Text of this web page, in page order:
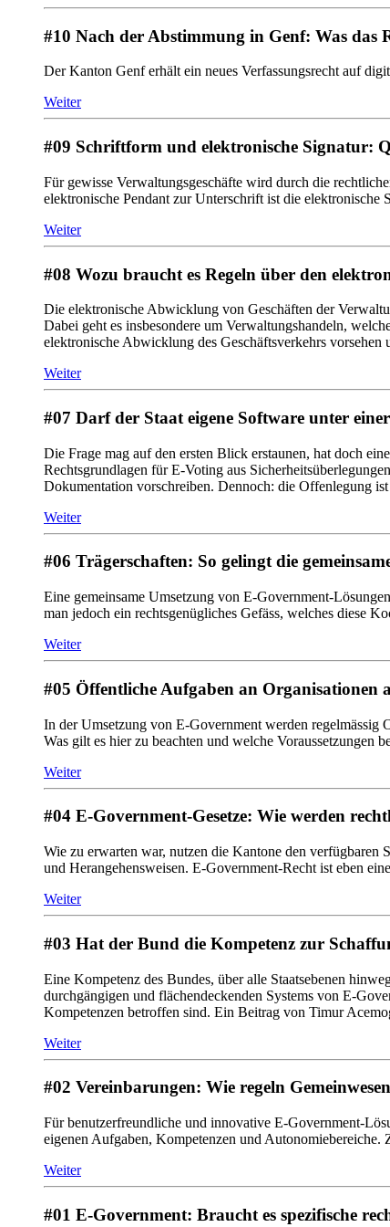
#10 Nach der Abstimmung in Genf: Was das
Der Kanton Genf erhält ein neues Verfassungsrecht auf
Weiter
#09 Schriftform und elektronische Signatur:
Für gewisse Verwaltungsgeschäfte wird durch die
elektronische Pendant zur Unterschrift ist die
Weiter
#08 Wozu braucht es Regeln über den
Die elektronische Abwicklung von Geschäften der
Dabei geht es insbesondere um Verwaltungshandeln,
elektronische Abwicklung des Geschäftsverkehrs vorsehen
Weiter
#07 Darf der Staat eigene Software unter
Die Frage mag auf den ersten Blick erstaunen, hat doch
Rechtsgrundlagen für E-Voting aus
Dokumentation vorschreiben. Dennoch: die Offenlegung
Weiter
#06 Trägerschaften: So gelingt die
Eine gemeinsame Umsetzung von E-Government-
man jedoch ein rechtsgenügliches Gefäss, welches diese
Weiter
#05 Öffentliche Aufgaben an Organisationen
In der Umsetzung von E-Government werden regelmässig
Was gilt es hier zu beachten und welche Voraussetzungen
Weiter
#04 E-Government-Gesetze: Wie werden
Wie zu erwarten war, nutzen die Kantone den verfügbaren
und Herangehensweisen. E-Government-Recht ist eben
Weiter
#03 Hat der Bund die Kompetenz zur
Eine Kompetenz des Bundes, über alle Staatsebenen
durchgängigen und flächendeckenden Systems von E-
Kompetenzen betroffen sind. Ein Beitrag von Timur
Weiter
#02 Vereinbarungen: Wie regeln
Für benutzerfreundliche und innovative E-Government-
eigenen Aufgaben, Kompetenzen und
Weiter
#01 E-Government: Braucht es spezifische